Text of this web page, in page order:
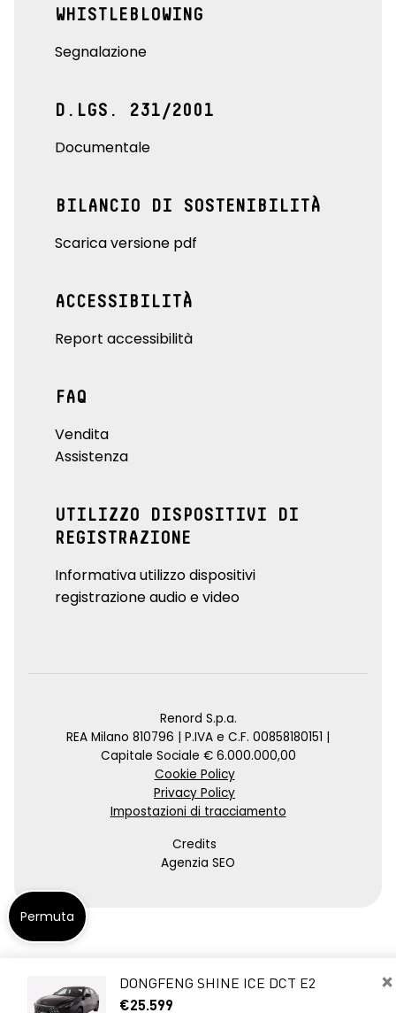
×
DONGFENG SHINE ICE DCT E2
€25.599
WHISTLEBLOWING
Segnalazione
D.LGS. 231/2001
Documentale
BILANCIO DI SOSTENIBILITÀ
Scarica versione pdf
ACCESSIBILITÀ
Report accessibilità
FAQ
Vendita
Assistenza
UTILIZZO DISPOSITIVI DI
REGISTRAZIONE
Informativa utilizzo dispositivi
registrazione audio e video
Renord S.p.a.
REA Milano 810796 | P.IVA e C.F. 00858180151 |
Capitale Sociale € 6.000.000,00
Cookie Policy
Privacy Policy
Impostazioni di tracciamento
Credits
Agenzia SEO
Permuta